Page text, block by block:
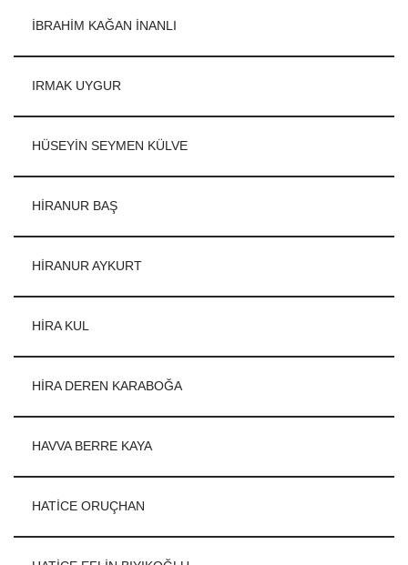
İBRAHİM KAĞAN İNANLI
IRMAK UYGUR
HÜSEYİN SEYMEN KÜLVE
HİRANUR BAŞ
HİRANUR AYKURT
HİRA KUL
HİRA DEREN KARABOĞA
HAVVA BERRE KAYA
HATİCE ORUÇHAN